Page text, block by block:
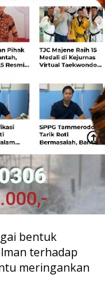
bentuk
terhadap
meringankan